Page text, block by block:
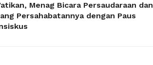
Menag Bicara Persaudaraan dan
Persahabatannya dengan Paus